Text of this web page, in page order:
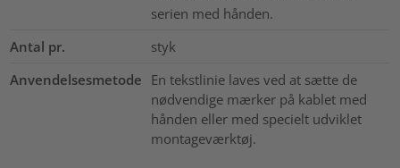
serien med hånden.
Antal pr.
styk
Anvendelsesmetode En tekstlinie laves ved at sætte de
nødvendige mærker på kablet med
hånden eller med specielt udviklet
montageværktøj.